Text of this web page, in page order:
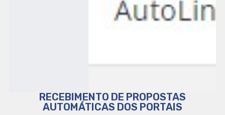
RECEBIMENTO DE PROPOSTAS
AUTOMÁTICAS DOS PORTAIS